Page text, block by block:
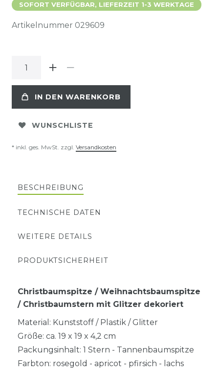
SOFORT VERFÜGBAR, LIEFERZEIT 1-3 WERKTAGE
Artikelnummer 029609
IN DEN WARENKORB
WUNSCHLISTE
* inkl. ges. MwSt. zzgl. Versandkosten
BESCHREIBUNG
TECHNISCHE DATEN
WEITERE DETAILS
PRODUKTSICHERHEIT
Christbaumspitze / Weihnachtsbaumspitze
/ Christbaumstern mit Glitzer dekoriert
Material: Kunststoff / Plastik / Glitter
Größe: ca. 19 x 19 x 4,2 cm
Packungsinhalt: 1 Stern - Tannenbaumspitze
Farbton: rosegold - apricot - pfirsich - lachs